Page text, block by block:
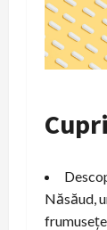
Năsăud,
frumusețe